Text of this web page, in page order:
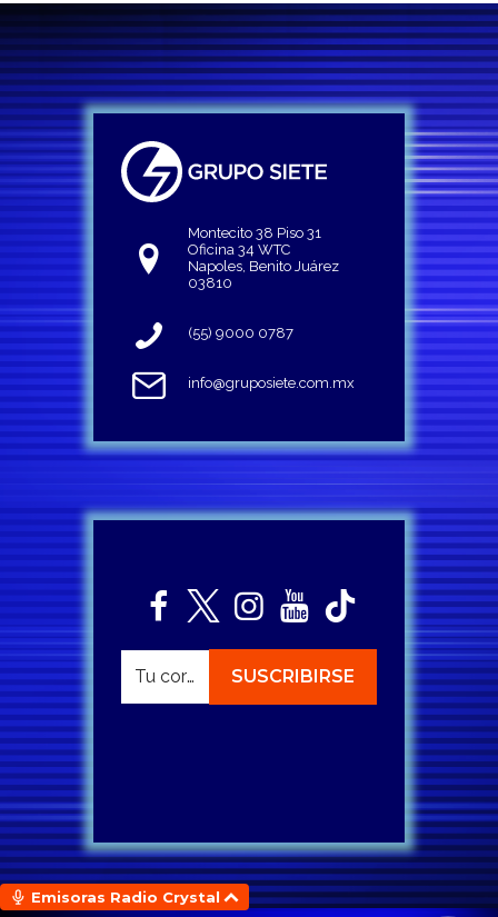
Montecito 38 Piso 31
Oficina 34 WTC
Napoles, Benito Juárez
03810
(55) 9000 0787
info@gruposiete.com.mx
Emisoras Radio Crystal